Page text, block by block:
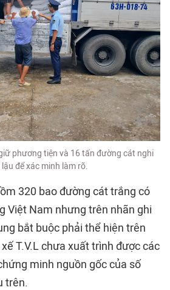
phương tiện và 16 tấn đường cát nghi
để xác minh làm rõ.
320 bao đường cát trắng có
Việt Nam nhưng trên nhãn ghi
bắt buộc phải thể hiện trên
T.V.L chưa xuất trình được các
minh nguồn gốc của số
trên.